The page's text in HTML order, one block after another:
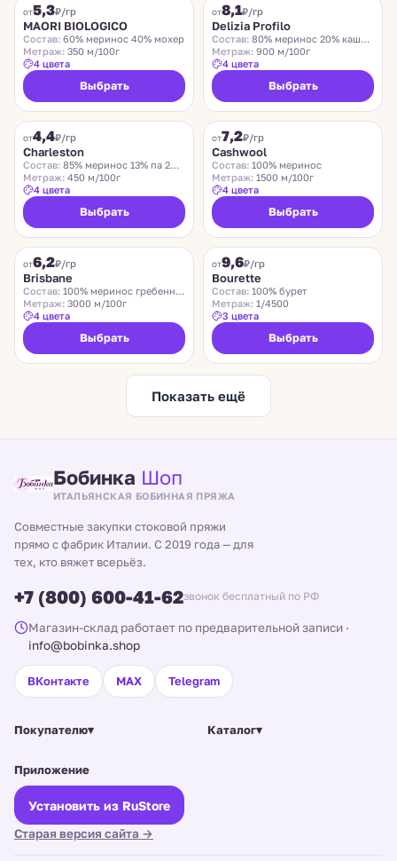
от5,3₽/гр
MAORI BIOLOGICO
Состав: 60% меринос 40% мохер
Метраж: 350 м/100г
4 цвета
Выбрать
от8,1₽/гр
Delizia Profilo
Состав: 80% меринос 20% кашемир
Метраж: 900 м/100г
4 цвета
Выбрать
от4,4₽/гр
Charleston
Состав: 85% меринос 13% па 2% эластан
Метраж: 450 м/100г
4 цвета
Выбрать
от7,2₽/гр
Cashwool
Состав: 100% меринос
Метраж: 1500 м/100г
4 цвета
Выбрать
от6,2₽/гр
Brisbane
Состав: 100% меринос гребенной
Метраж: 3000 м/100г
4 цвета
Выбрать
Хит
от9,6₽/гр
Bourette
Состав: 100% бурет
Метраж: 1/4500
3 цвета
Выбрать
Показать ещё
Бобинка Шоп
ИТАЛЬЯНСКАЯ БОБИННАЯ ПРЯЖА
Совместные закупки стоковой пряжи
прямо с фабрик Италии. С 2019 года — для
тех, кто вяжет всерьёз.
+7 (800) 600-41-62звонок бесплатный по РФ
Магазин-склад работает по предварительной записи ·
info@bobinka.shop
ВКонтакте MAX Telegram
Покупателю▾ Каталог▾
Приложение
Установить из RuStore
Старая версия сайта →